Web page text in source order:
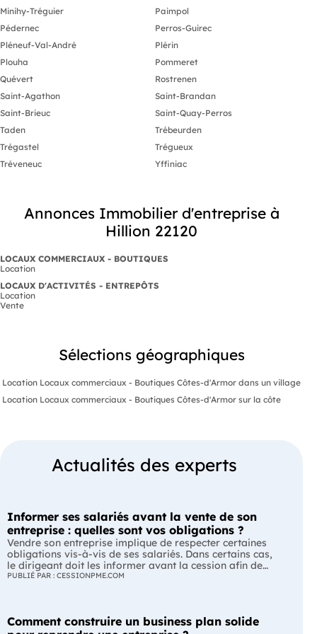
Minihy-Tréguier
Paimpol
Pédernec
Perros-Guirec
Pléneuf-Val-André
Plérin
Plouha
Pommeret
Quévert
Rostrenen
Saint-Agathon
Saint-Brandan
Saint-Brieuc
Saint-Quay-Perros
Taden
Trébeurden
Trégastel
Trégueux
Tréveneuc
Yffiniac
Annonces Immobilier d'entreprise à
Hillion 22120
LOCAUX COMMERCIAUX - BOUTIQUES
Location
LOCAUX D'ACTIVITÉS - ENTREPÔTS
Location
Vente
Sélections géographiques
Location Locaux commerciaux - Boutiques Côtes-d'Armor dans un village
Location Locaux commerciaux - Boutiques Côtes-d'Armor sur la côte
Actualités des experts
Informer ses salariés avant la vente de son
entreprise : quelles sont vos obligations ?
Vendre son entreprise implique de respecter certaines
obligations vis-à-vis de ses salariés. Dans certains cas,
le dirigeant doit les informer avant la cession afin de
leur permettre, s'ils le souhaitent, de présenter une offre
L'essentiel Les entreprises de moins de 250 salariés sont
PUBLIÉ PAR : CESSIONPME.COM
Comment construire un business plan solide